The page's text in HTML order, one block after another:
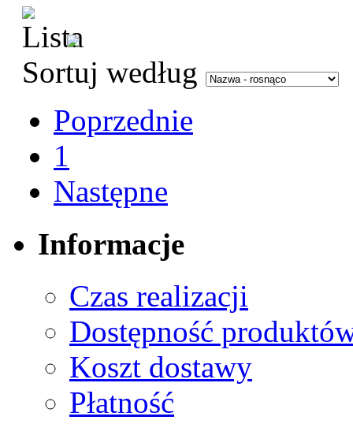
Sortuj według
Poprzednie
1
Następne
Informacje
Czas realizacji
Dostępność
Koszt dostawy
Płatność